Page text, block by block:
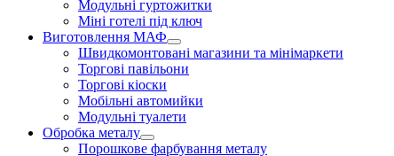
Модульні гуртожитки
Міні готелі під ключ
Виготовлення МАФ
Швидкомонтовані магазини та мінімаркети
Торгові павільони
Торгові кіоски
Мобільні автомийки
Модульні туалети
Обробка металу
Порошкове фарбування металу